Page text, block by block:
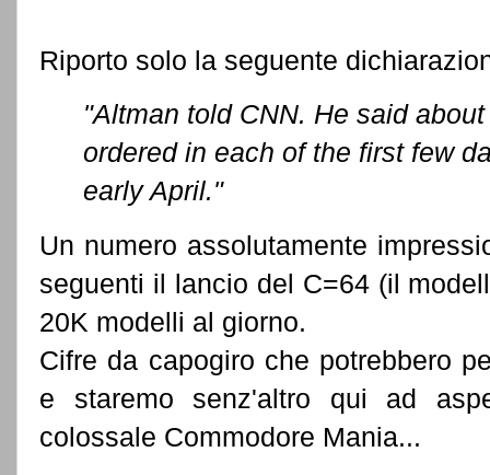
Riporto solo la seguente
"Altman told CNN. He said
ordered in each of the first few
early April."
Un numero assolutamente
seguenti il lancio del C=64 (il
20K modelli al giorno.
Cifre da capogiro che potrebbero
e staremo senz'altro qui ad
colossale Commodore Mania...